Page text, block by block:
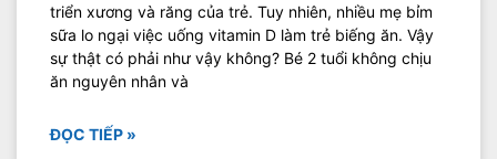
triển xương và răng của trẻ. Tuy nhiên, nhiều mẹ bỉm
sữa lo ngại việc uống vitamin D làm trẻ biếng ăn. Vậy
sự thật có phải như vậy không? Bé 2 tuổi không chịu
ăn nguyên nhân và
ĐỌC TIẾP »